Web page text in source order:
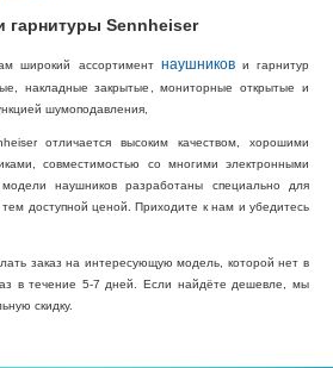
гарнитуры Sennheiser
широкий ассортимент наушникови гарнитур
накладные закрытые, мониторные открытые и
шумоподавления,
отличается высоким качеством, хорошими
совместимостью со многими электронными
модели наушников разработаны специально для
доступной ценой. Приходите к нам и убедитесь
заказ на интересующую модель, которой нет в
в течение 5-7 дней. Если найдёте дешевле, мы
скидку.